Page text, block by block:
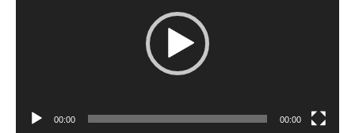
00:00 00:00